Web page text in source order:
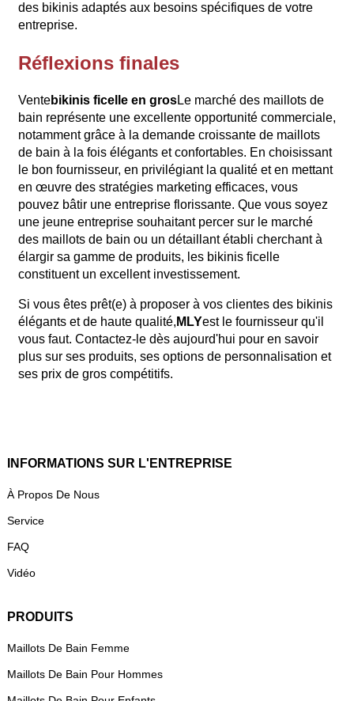
des bikinis adaptés aux besoins spécifiques de votre
entreprise.
Réflexions finales
Ventebikinis ficelle en grosLe marché des maillots de
bain représente une excellente opportunité commerciale,
notamment grâce à la demande croissante de maillots
de bain à la fois élégants et confortables. En choisissant
le bon fournisseur, en privilégiant la qualité et en mettant
en œuvre des stratégies marketing efficaces, vous
pouvez bâtir une entreprise florissante. Que vous soyez
une jeune entreprise souhaitant percer sur le marché
des maillots de bain ou un détaillant établi cherchant à
élargir sa gamme de produits, les bikinis ficelle
constituent un excellent investissement.
Si vous êtes prêt(e) à proposer à vos clientes des bikinis
élégants et de haute qualité, MLYest le fournisseur qu'il
vous faut. Contactez-le dès aujourd'hui pour en savoir
plus sur ses produits, ses options de personnalisation et
ses prix de gros compétitifs.
INFORMATIONS SUR L'ENTREPRISE
À Propos De Nous
Service
FAQ
Vidéo
PRODUITS
Maillots De Bain Femme
Maillots De Bain Pour Hommes